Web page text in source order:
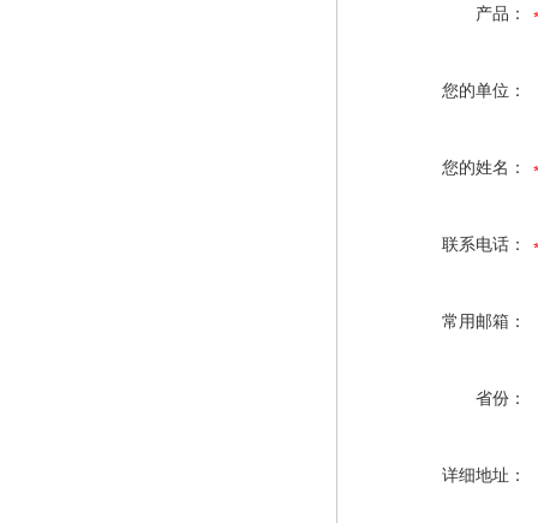
产品：
您的单位：
您的姓名：
联系电话：
常用邮箱：
省份：
详细地址：